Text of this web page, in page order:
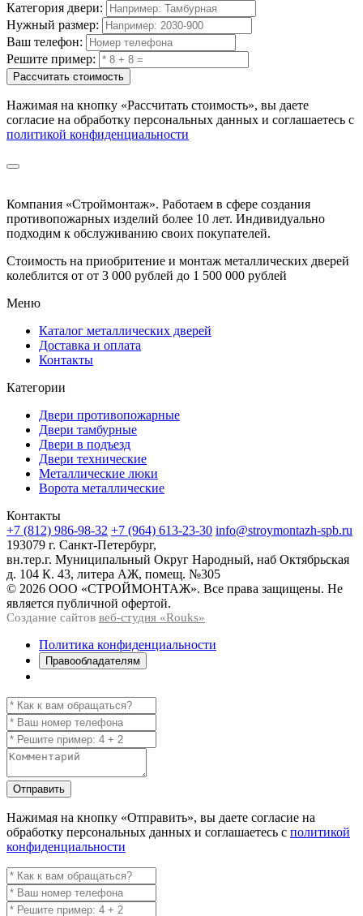
Категория двери:
Нужный размер:
Ваш телефон:
Решите пример:
Рассчитать стоимость
Нажимая на кнопку «Рассчитать стоимость», вы даете
согласие на обработку персональных данных и соглашаетесь с
политикой конфиденциальности
Компания «Строймонтаж». Работаем в сфере создания
противопожарных изделий более 10 лет. Индивидуально
подходим к обслуживанию своих покупателей.
Стоимость на приобритение и монтаж металлических дверей
колеблится от от 3 000 рублей до 1 500 000 рублей
Меню
Каталог металлических дверей
Доставка и оплата
Контакты
Категории
Двери противопожарные
Двери тамбурные
Двери в подъезд
Двери технические
Металлические люки
Ворота металлические
Контакты
+7 (812) 986-98-32 +7 (964) 613-23-30 info@stroymontazh-spb.ru
193079 г. Санкт-Петербург,
вн.тер.г. Муниципальный Округ Народный, наб Октябрьская
д. 104 К. 43, литера АЖ, помещ. №305
© 2026 ООО «СТРОЙМОНТАЖ». Все права защищены. Не
является публичной офертой.
Создание сайтов веб-студия «Rouks»
Политика конфиденциальности
Правообладателям
Отправить
Нажимая на кнопку «Отправить», вы даете согласие на
обработку персональных данных и соглашаетесь с политикой
конфиденциальности